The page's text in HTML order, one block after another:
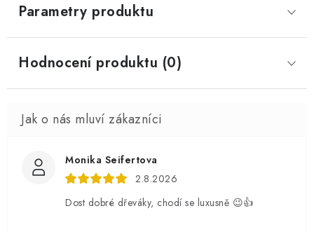
Parametry produktu
Hodnocení produktu (0)
Monika Seifertova
2.8.2026
Dost dobré dřeváky, chodí se luxusně 😉👍